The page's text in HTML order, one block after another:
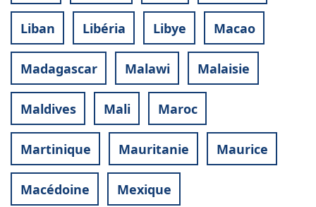
Liban Libéria Libye Macao
Madagascar Malawi Malaisie
Maldives Mali Maroc
Martinique Mauritanie Maurice
Macédoine Mexique